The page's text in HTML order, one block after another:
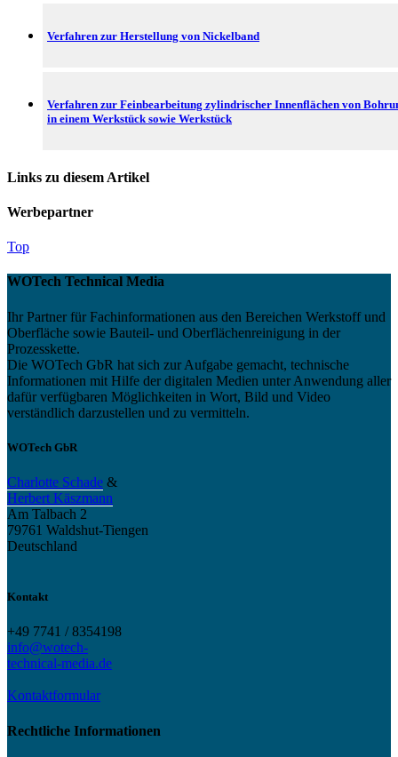
Verfahren zur Herstellung von Nickelband
Verfahren zur Feinbearbeitung zylindrischer Innenflächen von
in einem Werkstück sowie Werkstück
Links zu diesem Artikel
Werbepartner
Top
WOTech Technical Media
Ihr Partner für Fachinformationen aus den Bereichen Werkstoff und
Oberfläche sowie Bauteil- und Oberflächenreinigung in der
Prozesskette.
Die WOTech GbR hat sich zur Aufgabe gemacht, technische
Informationen mit Hilfe der digitalen Medien unter Anwendung aller
dafür verfügbaren Möglichkeiten in Wort, Bild und Video
verständlich darzustellen und zu vermitteln.
WOTech GbR
Charlotte Schade &
Herbert Käszmann
Am Talbach 2
79761 Waldshut-Tiengen
Deutschland
Kontakt
+49 7741 / 8354198
info@wotech-
technical-media.de
Kontaktformular
Rechtliche Informationen